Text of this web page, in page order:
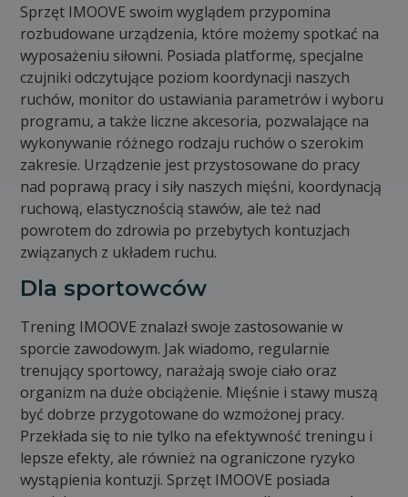
Sprzęt IMOOVE swoim wyglądem przypomina
rozbudowane urządzenia, które możemy spotkać na
wyposażeniu siłowni. Posiada platformę, specjalne
czujniki odczytujące poziom koordynacji naszych
ruchów, monitor do ustawiania parametrów i wyboru
programu, a także liczne akcesoria, pozwalające na
wykonywanie różnego rodzaju ruchów o szerokim
zakresie. Urządzenie jest przystosowane do pracy
nad poprawą pracy i siły naszych mięśni, koordynacją
ruchową, elastycznością stawów, ale też nad
powrotem do zdrowia po przebytych kontuzjach
związanych z układem ruchu.
Dla sportowców
Trening IMOOVE znalazł swoje zastosowanie w
sporcie zawodowym. Jak wiadomo, regularnie
trenujący sportowcy, narażają swoje ciało oraz
organizm na duże obciążenie. Mięśnie i stawy muszą
być dobrze przygotowane do wzmożonej pracy.
Przekłada się to nie tylko na efektywność treningu i
lepsze efekty, ale również na ograniczone ryzyko
wystąpienia kontuzji. Sprzęt IMOOVE posiada